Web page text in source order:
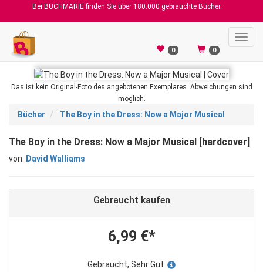
Bei BUCHMARIE finden Sie über 180.000 gebrauchte Bücher.
0 0
Das ist kein Original-Foto des angebotenen Exemplares. Abweichungen sind
möglich.
Bücher The Boy in the Dress: Now a Major Musical
The Boy in the Dress: Now a Major Musical [hardcover]
von: David Walliams
Gebraucht kaufen
6,99 €*
Gebraucht, Sehr Gut